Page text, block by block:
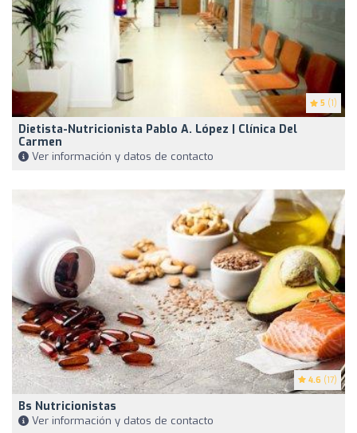
5 (1)
Dietista-Nutricionista Pablo A. López | Clínica Del
Carmen
Ver información y datos de contacto
4.6 (17)
Bs Nutricionistas
Ver información y datos de contacto